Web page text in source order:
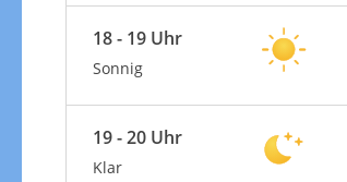
18 - 19 Uhr
Sonnig
19 - 20 Uhr
Klar